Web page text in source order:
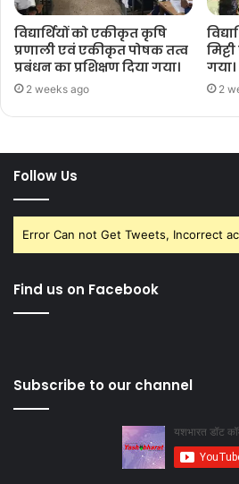
विद्यार्थियों को एकीकृत कृषि
प्रणाली एवं एकीकृत पोषक तत्व
प्रबंधन का प्रशिक्षण दिया गया।
2 weeks ago
गया।
2
Follow Us
Error Can not Get Tweets, Incorrect
Find us on Facebook
Subscribe to our channel